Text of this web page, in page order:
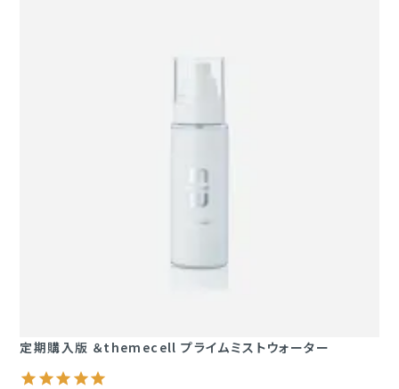
定期購入版 ＆themecell プライムミストウォーター